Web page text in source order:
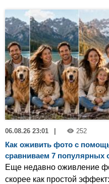
06.08.26 23:01 | 252
Как оживить фото с
сравниваем 7 популярных
Еще недавно оживление
скорее как простой